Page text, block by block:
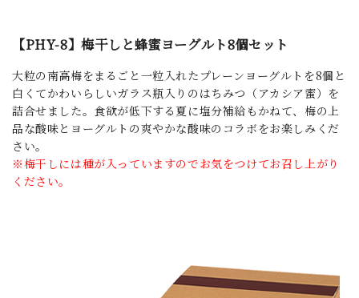
【PHY-8】梅干しと蜂蜜ヨーグルト8個セット
大粒の南高梅をまるごと一粒入れたプレーンヨーグルトを8個と
白くてかわいらしいガラス瓶入りのはちみつ（アカシア蜜）を
詰合せました。食欲が低下する夏に塩分補給もかねて、梅の上
品な酸味とヨーグルトの爽やかな酸味のコラボをお楽しみくだ
さい。
※梅干しには種が入っていますのでお気をつけてお召し上がり
ください。